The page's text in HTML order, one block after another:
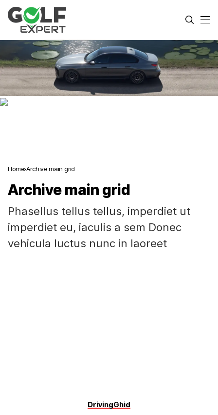
Home Archive main grid
Archive main grid
Phasellus tellus tellus, imperdiet ut
imperdiet eu, iaculis a sem Donec
vehicula luctus nunc in laoreet
DrivingGhid